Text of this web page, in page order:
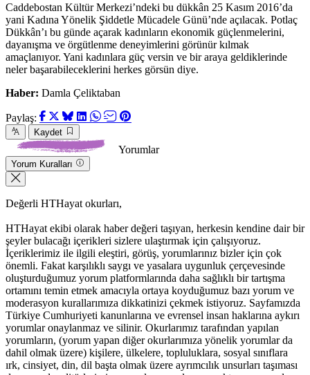
Caddebostan Kültür Merkezi’ndeki bu dükkân 25 Kasım 2016’da
yani Kadına Yönelik Şiddetle Mücadele Günü’nde açılacak. Potlaç
Dükkân’ı bu günde açarak kadınların ekonomik güçlenmelerini,
dayanışma ve örgütlenme deneyimlerini görünür kılmak
amaçlanıyor. Yani kadınlara güç versin ve bir araya geldiklerinde
neler başarabileceklerini herkes görsün diye.
Haber: Damla Çeliktaban
Paylaş:
Kaydet
Yorumlar
Yorum Kuralları
Değerli HTHayat okurları,
HTHayat ekibi olarak haber değeri taşıyan, herkesin kendine dair bir
şeyler bulacağı içerikleri sizlere ulaştırmak için çalışıyoruz.
İçeriklerimiz ile ilgili eleştiri, görüş, yorumlarınız bizler için çok
önemli. Fakat karşılıklı saygı ve yasalara uygunluk çerçevesinde
oluşturduğumuz yorum platformlarında daha sağlıklı bir tartışma
ortamını temin etmek amacıyla ortaya koyduğumuz bazı yorum ve
moderasyon kurallarımıza dikkatinizi çekmek istiyoruz. Sayfamızda
Türkiye Cumhuriyeti kanunlarına ve evrensel insan haklarına aykırı
yorumlar onaylanmaz ve silinir. Okurlarımız tarafından yapılan
yorumların, (yorum yapan diğer okurlarımıza yönelik yorumlar da
dahil olmak üzere) kişilere, ülkelere, topluluklara, sosyal sınıflara
ırk, cinsiyet, din, dil başta olmak üzere ayrımcılık unsurları taşıması